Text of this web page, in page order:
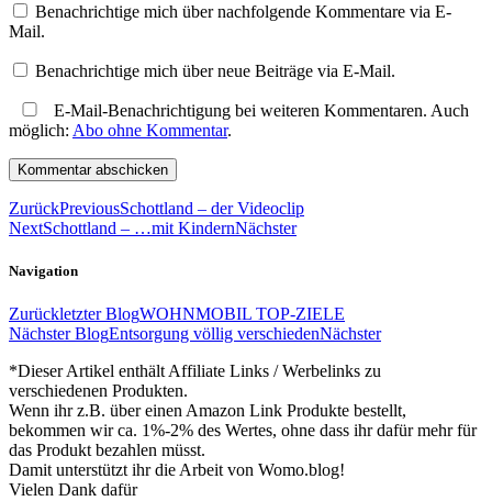
Benachrichtige mich über nachfolgende Kommentare via E-
Mail.
Benachrichtige mich über neue Beiträge via E-Mail.
E-Mail-Benachrichtigung bei weiteren Kommentaren. Auch
möglich: Abo ohne Kommentar.
ZurückPreviousSchottland – der Videoclip
NextSchottland – …mit KindernNächster
Navigation
Zurückletzter BlogWOHNMOBIL TOP-ZIELE
Nächster BlogEntsorgung völlig verschiedenNächster
*Dieser Artikel enthält Affiliate Links / Werbelinks zu
verschiedenen Produkten.
Wenn ihr z.B. über einen Amazon Link Produkte bestellt,
bekommen wir ca. 1%-2% des Wertes, ohne dass ihr dafür mehr für
das Produkt bezahlen müsst.
Damit unterstützt ihr die Arbeit von Womo.blog!
Vielen Dank dafür